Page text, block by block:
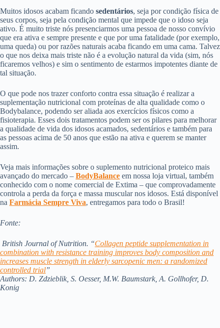
Muitos idosos acabam ficando sedentários, seja por condição física de
seus corpos, seja pela condição mental que impede que o idoso seja
ativo. É muito triste nós presenciarmos uma pessoa de nosso convívio
que era ativa e sempre presente e que por uma fatalidade (por exemplo,
uma queda) ou por razões naturais acaba ficando em uma cama. Talvez
o que nos deixa mais triste não é a evolução natural da vida (sim, nós
ficaremos velhos) e sim o sentimento de estarmos impotentes diante de
tal situação.
O que pode nos trazer conforto contra essa situação é realizar a
suplementação nutricional com proteínas de alta qualidade como o
Bodybalance, podendo ser aliada aos exercícios físicos como a
fisioterapia. Esses dois tratamentos podem ser os pilares para melhorar
a qualidade de vida dos idosos acamados, sedentários e também para
as pessoas acima de 50 anos que estão na ativa e querem se manter
assim.
Veja mais informações sobre o suplemento nutricional proteico mais
avançado do mercado – BodyBalance em nossa loja virtual, também
conhecido com o nome comercial de Extima – que comprovadamente
controla a perda da força e massa muscular nos idosos. Está disponível
na Farmácia Sempre Viva, entregamos para todo o Brasil!
Fonte:
British Journal of Nutrition. “Collagen peptide supplementation in
combination with resistance training improves body composition and
increases muscle strength in elderly sarcopenic men: a randomized
controlled trial”
Authors: D. Zdzieblik, S. Oesser, M.W. Baumstark, A. Gollhofer, D.
Konig